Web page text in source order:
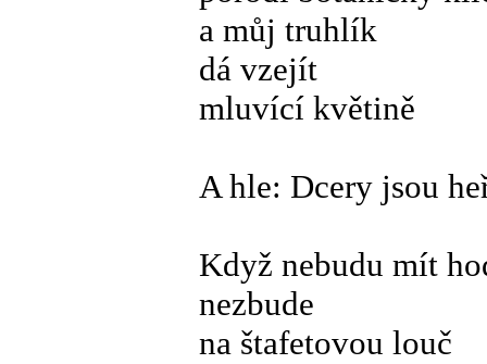
a můj truhlík
dá vzejít
mluvící květině
A hle: Dcery jsou
Když nebudu mít
nezbude
na štafetovou louč